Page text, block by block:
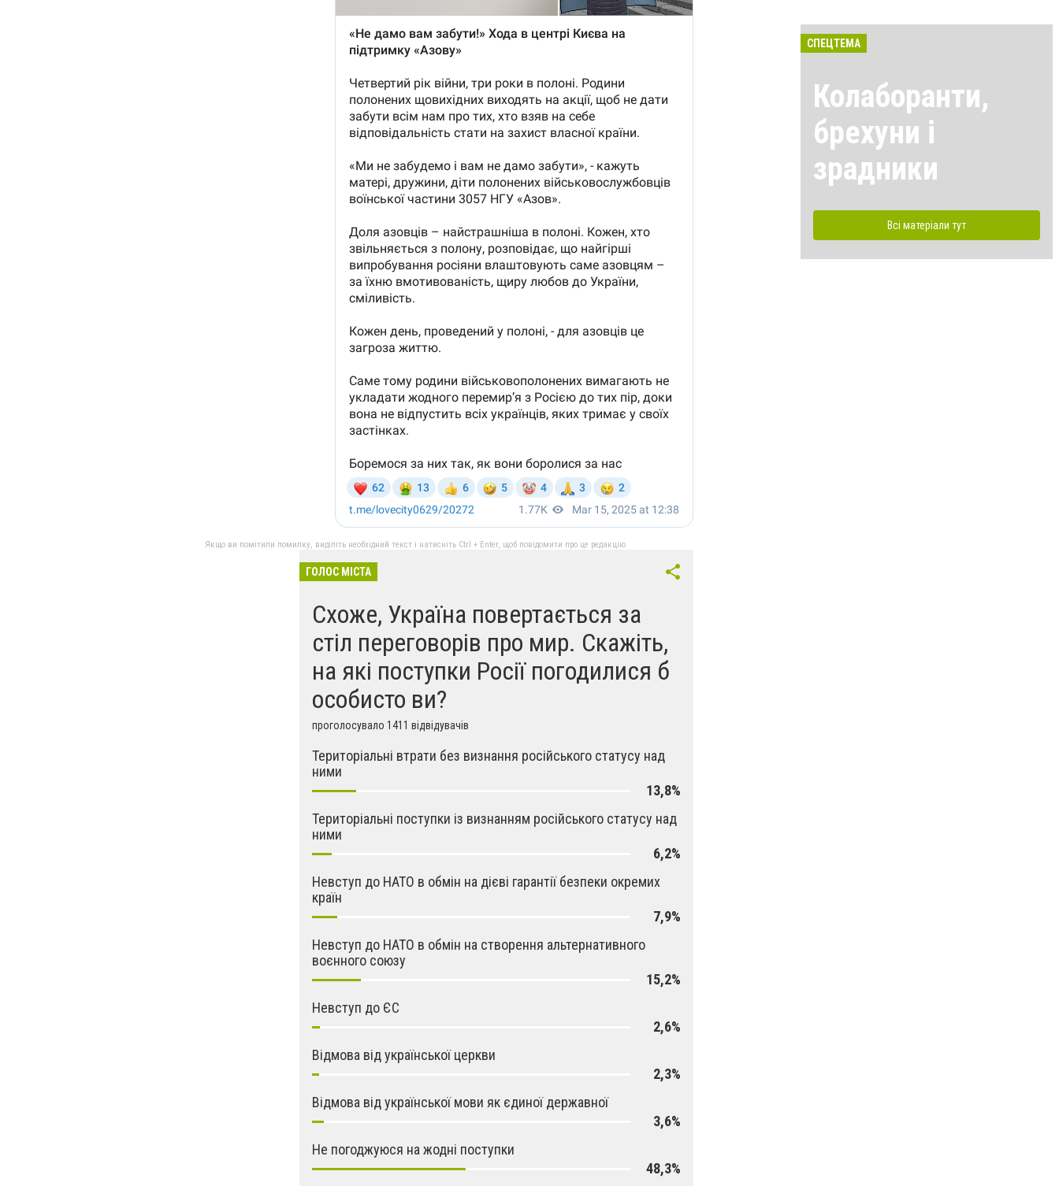
Якщо ви помітили помилку, виділіть необхідний текст і натисніть Ctrl + Enter, щоб повідомити про це редакцію
ГОЛОС МІСТА
Схоже, Україна повертається за
стіл переговорів про мир. Скажіть,
на які поступки Росії погодилися б
особисто ви?
проголосувало 1411 відвідувачів
Територіальні втрати без визнання російського статусу над
ними
13,8%
Територіальні поступки із визнанням російського статусу над
ними
6,2%
Невступ до НАТО в обмін на дієві гарантії безпеки окремих
країн
7,9%
Невступ до НАТО в обмін на створення альтернативного
воєнного союзу
15,2%
Невступ до ЄС
2,6%
Відмова від української церкви
2,3%
Відмова від української мови як єдиної державної
3,6%
Не погоджуюся на жодні поступки
48,3%
СПЕЦТЕМА
Колаборанти,
брехуни і
зрадники
Всі матеріали тут